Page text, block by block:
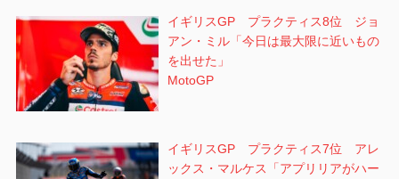
イギリスGP プラクティス8位 ジョ
アン・ミル「今日は最大限に近いもの
を出せた」
MotoGP
イギリスGP プラクティス7位 アレ
ックス・マルケス「アプリリアがハー